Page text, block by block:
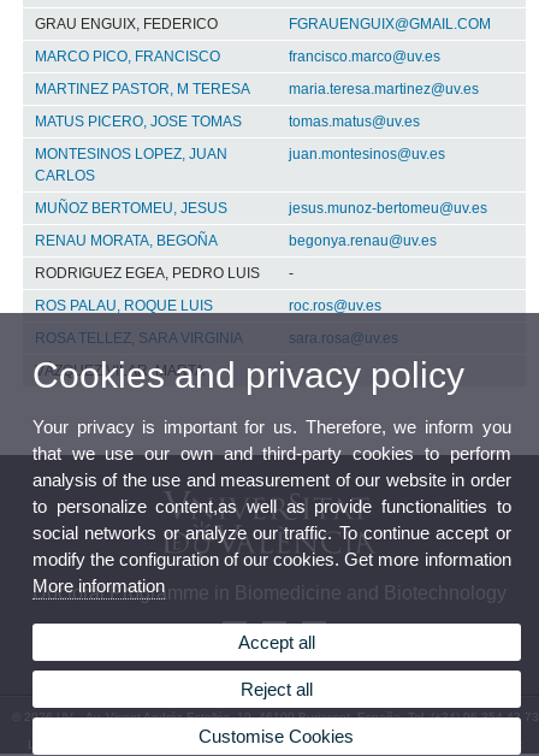
GRAU ENGUIX, FEDERICO
FGRAUENGUIX@GMAIL.COM
MARCO PICO, FRANCISCO
francisco.marco@uv.es
MARTINEZ PASTOR, M TERESA
maria.teresa.martinez@uv.es
MATUS PICERO, JOSE TOMAS
tomas.matus@uv.es
MONTESINOS LOPEZ, JUAN
CARLOS
juan.montesinos@uv.es
MUÑOZ BERTOMEU, JESUS
jesus.munoz-bertomeu@uv.es
RENAU MORATA, BEGOÑA
begonya.renau@uv.es
RODRIGUEZ EGEA, PEDRO LUIS
-
ROS PALAU, ROQUE LUIS
roc.ros@uv.es
ROSA TELLEZ, SARA VIRGINIA
sara.rosa@uv.es
VÁZQUEZ VILAR, MARTA
-
Doctoral Programme in Biomedicine and Biotechnology
© 2026 UV. - Av. Vicent Andrés Estellés, 19. 46100 Burjassot. España. Tel. (+34) 96 354 43 73
Legal Disclaimer |Privacy Policy|Cookies|Transparency
Cookies and privacy policy
Your privacy is important for us. Therefore, we inform you
that we use our own and third-party cookies to perform
analysis of the use and measurement of our website in order
to personalize content,as well as provide functionalities to
social networks or analyze our traffic. To continue accept or
modify the configuration of our cookies. Get more information
More information
Accept all
Reject all
Customise Cookies